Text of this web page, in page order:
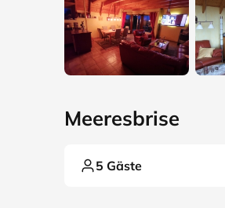
Meeresbrise
5 Gäste